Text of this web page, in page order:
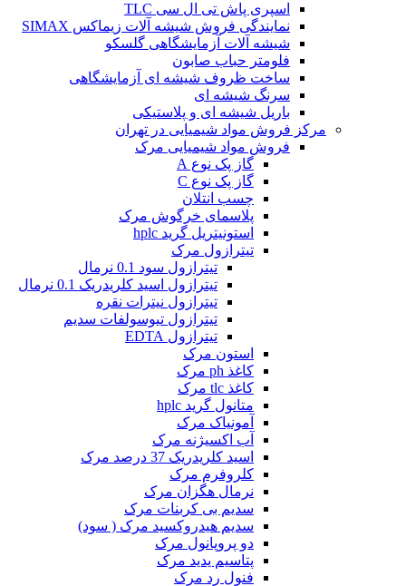
اسپری پاش تی ال سی TLC
نمایندگی فروش شیشه آلات زیماکس SIMAX
شیشه آلات آزمایشگاهی گلسکو
فلومتر حباب صابون
ساخت ظروف شیشه ای آزمایشگاهی
سرنگ شیشه ای
باریل شیشه ای و پلاستیکی
مرکز فروش مواد شیمیایی در تهران
فروش مواد شیمیایی مرک
گاز پک نوع A
گاز پک نوع C
چسب انتلان
پلاسمای خرگوش مرک
استونیتریل گرید hplc
تیترازول مرک
تیترازول سود 0.1 نرمال
تیترازول اسید کلریدریک 0.1 نرمال
تیترازول نیترات نقره
تیترازول تیوسولفات سدیم
تیترازول EDTA
استون مرک
کاغذ ph مرک
کاغذ tlc مرک
متانول گرید hplc
آمونیاک مرک
آب اکسیژنه مرک
اسید کلریدریک 37 درصد مرک
کلروفرم مرک
نرمال هگزان مرک
سدیم بی کربنات مرک
سدیم هیدروکسید مرک ( سود)
دو پروپانول مرک
پتاسیم یدید مرک
فنول رد مرک